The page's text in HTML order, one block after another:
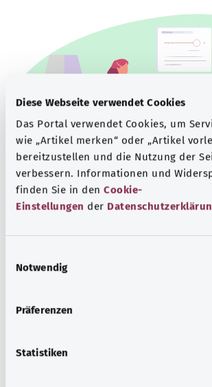
Diese Webseite verwendet Cookies
Das Portal verwendet Cookies, um
wie „Artikel merken“ oder „Artikel
bereitzustellen und die Nutzung der
verbessern. Informationen und
finden Sie in den Cookie-
Einstellungen der
Notwendig
Präferenzen
Statistiken
Beratung und Hilfe